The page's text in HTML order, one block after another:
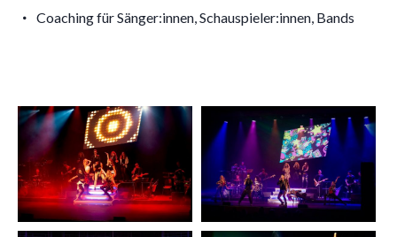
Coaching für Sänger:innen, Schauspieler:innen, Bands